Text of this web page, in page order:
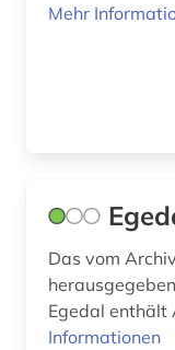
literatur (2)
melchior, lauritz | musiker; sänger; tenor
&lt;sänger&gt;;
sänger (1)
Mehr
Das vom
Egedal enthält
Informationen